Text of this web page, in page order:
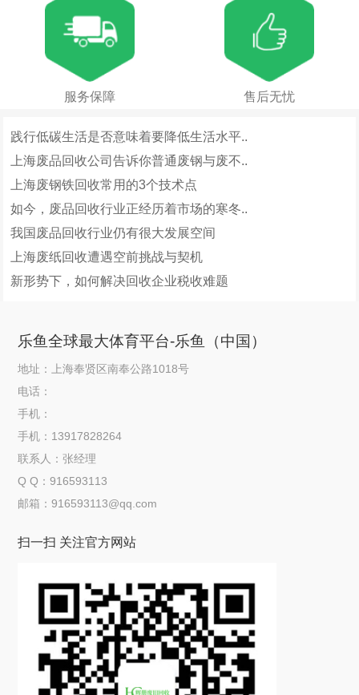
服务保障 售后无忧
践行低碳生活是否意味着要降低生活水平..
上海废品回收公司告诉你普通废钢与废不..
上海废钢铁回收常用的3个技术点
如今，废品回收行业正经历着市场的寒冬..
我国废品回收行业仍有很大发展空间
上海废纸回收遭遇空前挑战与契机
新形势下，如何解决回收企业税收难题
乐鱼全球最大体育平台-乐鱼（中国）
地址：上海奉贤区南奉公路1018号
电话：
手机：
手机：13917828264
联系人：张经理
Q Q：916593113
邮箱：916593113@qq.com
扫一扫 关注官方网站